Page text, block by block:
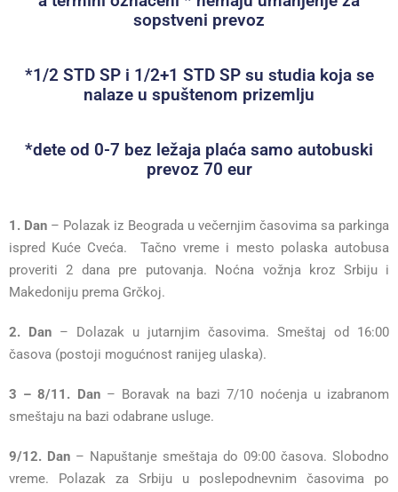
sopstveni prevoz
*1/2 STD SP i 1/2+1 STD SP su studia koja se
nalaze u spuštenom prizemlju
*dete od 0-7 bez ležaja plaća samo autobuski
prevoz 70 eur
1. Dan – Polazak iz Beograda u večernjim časovima sa parkinga
ispred Kuće Cveća. Tačno vreme i mesto polaska autobusa
proveriti 2 dana pre putovanja. Noćna vožnja kroz Srbiju i
Makedoniju prema Grčkoj.
2. Dan – Dolazak u jutarnjim časovima. Smeštaj od 16:00
časova (postoji mogućnost ranijeg ulaska).
3 – 8/11. Dan– Boravak na bazi 7/10 noćenja u izabranom
smeštaju na bazi odabrane usluge.
9/12. Dan – Napuštanje smeštaja do 09:00 časova. Slobodno
vreme. Polazak za Srbiju u poslepodnevnim časovima po